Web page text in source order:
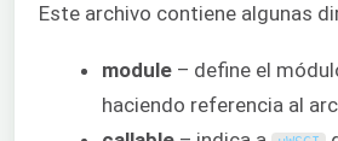
Este archivo contiene algunas
module – define el
haciendo referencia al